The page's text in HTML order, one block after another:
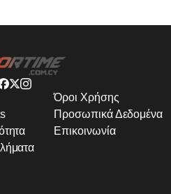
Όροι Χρήσης
Προσωπικά Δεδομένα
Επικοινωνία